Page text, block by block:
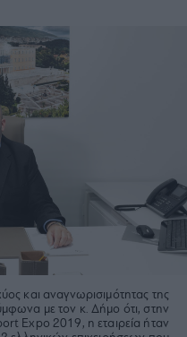
και αναγνωρισιμότητας της
με τον κ. Δήμο ότι, στην
Expo 2019, η εταιρεία ήταν